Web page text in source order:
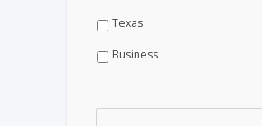
Texas
Business